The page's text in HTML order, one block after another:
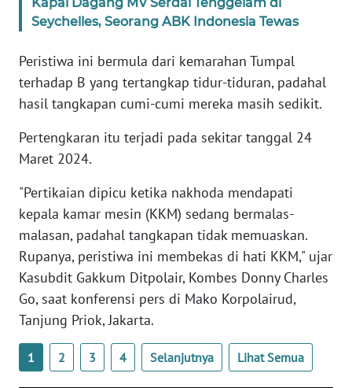
Seychelles, Seorang ABK Indonesia Tewas
Peristiwa ini bermula dari kemarahan Tumpal
terhadap B yang tertangkap tidur-tiduran, padahal
hasil tangkapan cumi-cumi mereka masih sedikit.
Pertengkaran itu terjadi pada sekitar tanggal 24
Maret 2024.
"Pertikaian dipicu ketika nakhoda mendapati
kepala kamar mesin (KKM) sedang bermalas-
malasan, padahal tangkapan tidak memuaskan.
Rupanya, peristiwa ini membekas di hati KKM," ujar
Kasubdit Gakkum Ditpolair, Kombes Donny Charles
Go, saat konferensi pers di Mako Korpolairud,
Tanjung Priok, Jakarta.
1 2 3 4 Selanjutnya Lihat Semua
JABAR
BANTEN
WN
WN
WN
PAPUA
WN
PAPUA
BARAT
RIAU